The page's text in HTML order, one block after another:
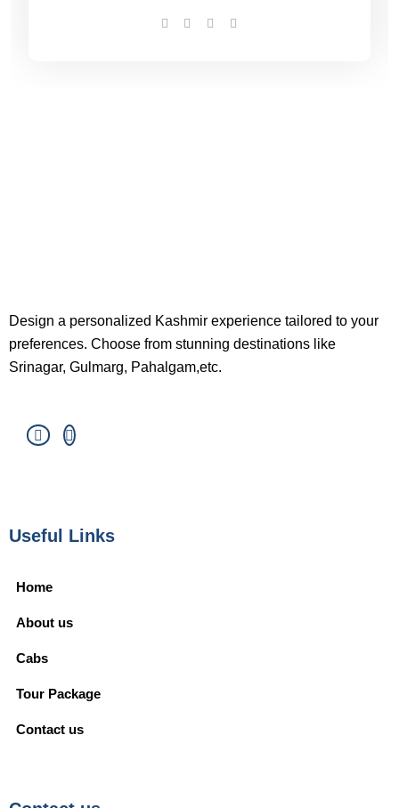
Design a personalized Kashmir experience tailored to your
preferences. Choose from stunning destinations like
Srinagar, Gulmarg, Pahalgam,etc.
Useful Links
Home
About us
Cabs
Tour Package
Contact us